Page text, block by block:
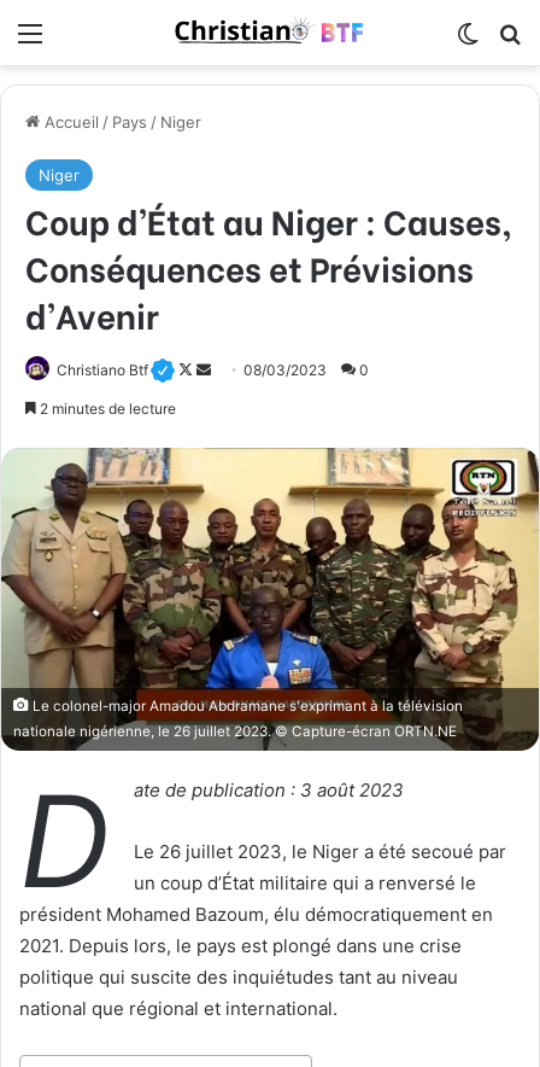
Accueil / Pays / Niger
Niger
Coup d’État au Niger : Causes,
Conséquences et Prévisions
d’Avenir
Christiano Btf
F
o
w
o
n
X
e
r
u
n
c
o
u
r
r
08/03/2023 0
2 minutes de lecture
Le colonel-major Amadou Abdramane s'exprimant à la télévision
nationale nigérienne, le 26 juillet 2023. © Capture-écran ORTN.NE
D ate de publication : 3 août 2023
Le 26 juillet 2023, le Niger a été secoué par
un coup d’État militaire qui a renversé le
président Mohamed Bazoum, élu démocratiquement en
2021. Depuis lors, le pays est plongé dans une crise
politique qui suscite des inquiétudes tant au niveau
national que régional et international.